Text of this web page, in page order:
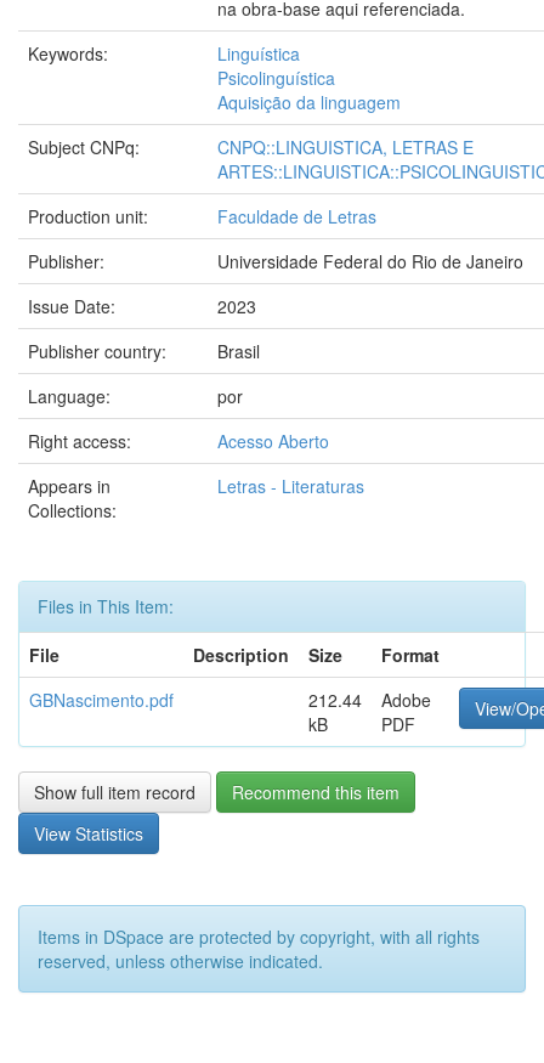
na obra-base aqui referenciada.
Keywords:
Linguística
Psicolinguística
Aquisição da linguagem
Subject CNPq:
CNPQ::LINGUISTICA, LETRAS E
Production unit:
Faculdade de Letras
Publisher:
Universidade Federal do Rio de Janeiro
Issue Date:
2023
Publisher country:
Brasil
Language:
por
Right access:
Acesso Aberto
Appears in
Collections:
Letras - Literaturas
Files in This Item:
File
Description Size
Format
GBNascimento.pdf
212.44
kB
Adobe
PDF
View/
Show full item record
Recommend this item
View Statistics
Items in DSpace are protected by copyright, with all rights
reserved, unless otherwise indicated.